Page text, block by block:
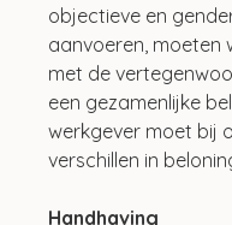
objectieve en
aanvoeren, moeten
met de
een gezamenlijke
werkgever moet bij
verschillen in
Handhaving